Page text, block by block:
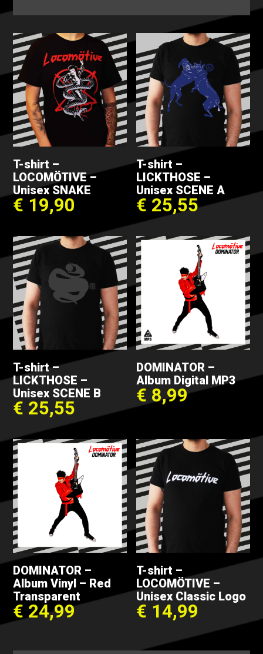
T-shirt –
LOCOMÖTIVE –
Unisex SNAKE
€ 19,90
T-shirt –
LICKTHOSE –
Unisex SCENE A
€ 25,55
T-shirt –
LICKTHOSE –
Unisex SCENE B
€ 25,55
DOMINATOR –
Album Digital MP3
€ 8,99
DOMINATOR –
Album Vinyl – Red
Transparent
€ 24,99
T-shirt –
LOCOMÖTIVE –
Unisex Classic Logo
€ 14,99